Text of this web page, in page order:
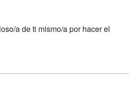
a de ti mismo/a por hacer el